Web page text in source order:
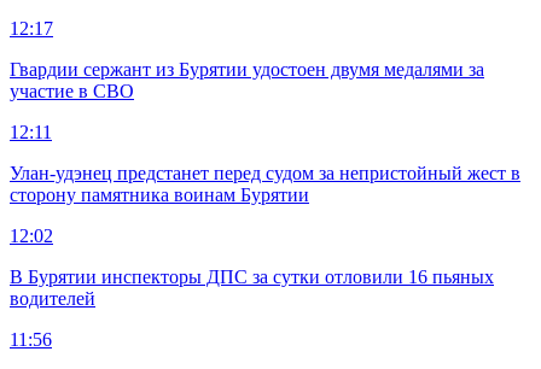
12:17
Гвардии сержант из Бурятии удостоен двумя медалями за
участие в СВО
12:11
Улан-удэнец предстанет перед судом за непристойный жест в
сторону памятника воинам Бурятии
12:02
В Бурятии инспекторы ДПС за сутки отловили 16 пьяных
водителей
11:56